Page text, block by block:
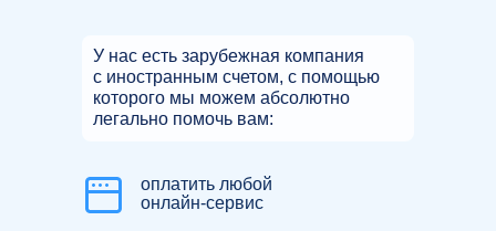
оплатить любой
онлайн-сервис
У нас есть зарубежная компания
с иностранным счетом, с помощью
которого мы можем абсолютно
легально помочь вам: